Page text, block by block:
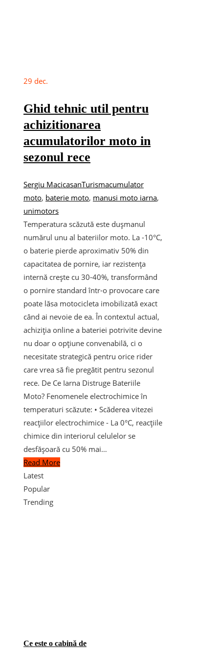
29 dec.
Ghid tehnic util pentru
achizitionarea
acumulatorilor moto in
sezonul rece
Sergiu MacicasanTurismacumulator
moto, baterie moto, manusi moto iarna,
unimotors
Temperatura scăzută este dușmanul
numărul unu al bateriilor moto. La -10°C,
o baterie pierde aproximativ 50% din
capacitatea de pornire, iar rezistența
internă crește cu 30-40%, transformând
o pornire standard într-o provocare care
poate lăsa motocicleta imobilizată exact
când ai nevoie de ea. În contextul actual,
achiziția online a bateriei potrivite devine
nu doar o opțiune convenabilă, ci o
necesitate strategică pentru orice rider
care vrea să fie pregătit pentru sezonul
rece. De Ce Iarna Distruge Bateriile
Moto? Fenomenele electrochimice în
temperaturi scăzute: • Scăderea vitezei
reacțiilor electrochimice - La 0°C, reacțiile
chimice din interiorul celulelor se
desfășoară cu 50% mai…
Read More
Latest
Popular
Trending
Ce este o cabină de